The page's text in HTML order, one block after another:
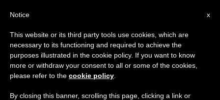
×
Aviso importante
Del 27 de julio al 7 de agosto haremos la pausa
anual, aprovechando que en el periodo de verano
se generan menos informaciones y también el
x
Notice
This website or its third party tools use cookies, which are
necessary to its functioning and required to achieve the
purposes illustrated in the cookie policy. If you want to know
more or withdraw your consent to all or some of the cookies,
please refer to the cookie policy
By closing this banner, scrolling this page, clicking a link or